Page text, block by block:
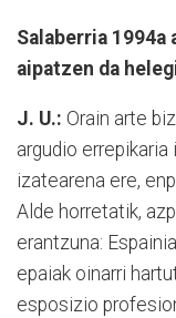
Salaberria
aipatzen da
J. U.: Orain arte
argudio
izatearena ere,
Alde horretatik,
erantzuna:
epaiak oinarri
esposizio